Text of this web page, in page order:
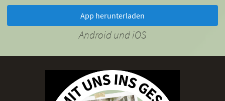
App herunterladen
Android und iOS